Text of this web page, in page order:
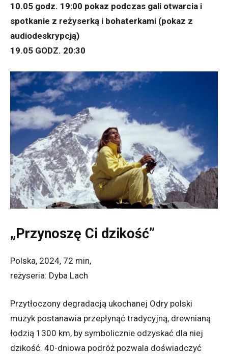
10.05 godz. 19:00 pokaz podczas gali otwarcia i
spotkanie z reżyserką i bohaterkami (pokaz z
audiodeskrypcją)
19.05 GODZ. 20:30
„Przynoszę Ci dzikość”
Polska, 2024, 72 min,
reżyseria: Dyba Lach
Przytłoczony degradacją ukochanej Odry polski
muzyk postanawia przepłynąć tradycyjną, drewnianą
łodzią 1300 km, by symbolicznie odzyskać dla niej
dzikość. 40-dniowa podróż pozwala doświadczyć